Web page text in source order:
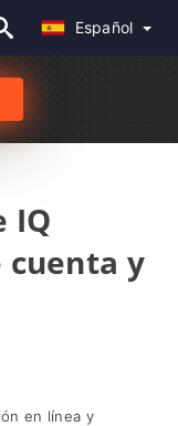
Español
IQ
y
en línea y